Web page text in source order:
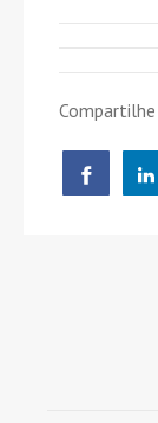
Compartilhe